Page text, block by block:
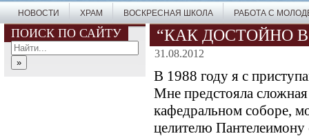
НОВОСТИ ХРАМ ВОСКРЕСНАЯ ШКОЛА РАБОТА С
ПОИСК ПО САЙТУ “КАК ДОСТОЙНО
31.08.2012
В 1988 году я с
Мне предстояла
кафедральном соборе,
целителю Пантелеимону